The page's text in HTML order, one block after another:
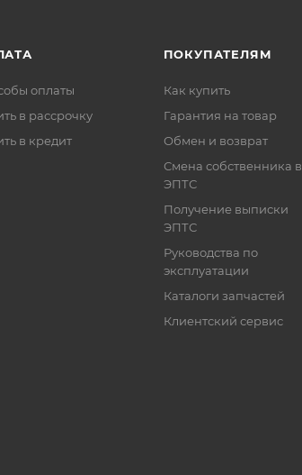
оплаты
в рассрочку
в кредит
ПОКУПАТЕЛЯМ
Как купить
Гарантия на товар
Обмен и возврат
Смена собственника в
ЭПТС
Получение выписки
ЭПТС
Руководства по
эксплуатации
Каталоги запчастей
Клиентский сервис